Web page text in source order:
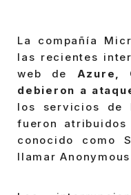
La compañía
las recientes
web de
Azure,
debieron a
los servicios de
fueron
conocido como
llamar